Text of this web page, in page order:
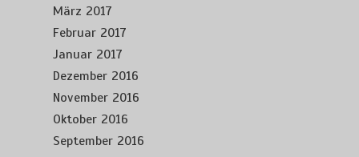
März 2017
Februar 2017
Januar 2017
Dezember 2016
November 2016
Oktober 2016
September 2016